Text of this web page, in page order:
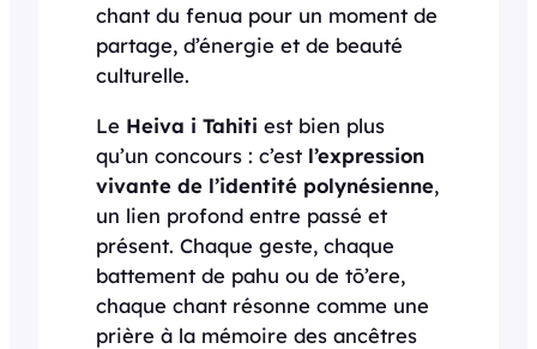
chant du fenua pour un moment de
partage, d’énergie et de beauté
culturelle.
Le Heiva i Tahiti est bien plus
qu’un concours : c’est l’expression
vivante de l’identité polynésienne,
un lien profond entre passé et
présent. Chaque geste, chaque
battement de pahu ou de tō’ere,
chaque chant résonne comme une
prière à la mémoire des ancêtres